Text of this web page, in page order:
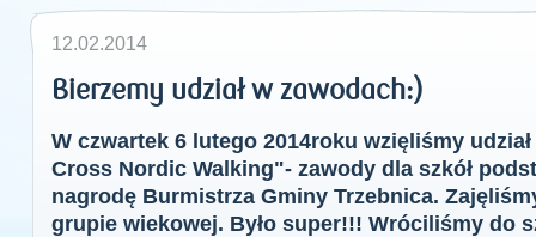
12.02.2014
Bierzemy udział w zawodach:)
W czwartek 6 lutego 2014roku wzięliśmy
Cross Nordic Walking"- zawody dla szkół
nagrodę Burmistrza Gminy Trzebnica.
grupie wiekowej. Było super!!! Wróciliśmy do